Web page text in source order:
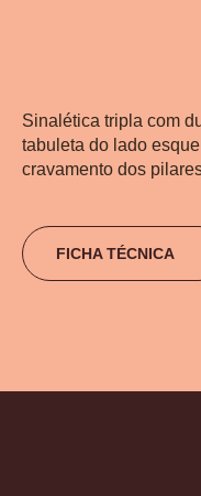
Sinalética tripla com
tabuleta do lado
cravamento dos
FICHA TÉCNICA